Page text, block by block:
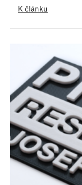
K článku